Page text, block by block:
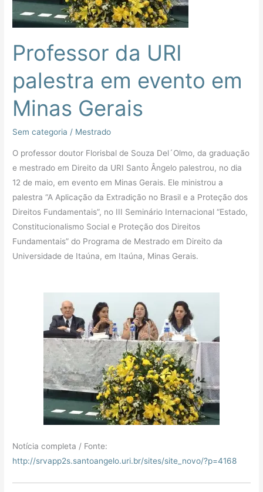
Professor da URI
palestra em evento em
Minas Gerais
Sem categoria / Mestrado
O professor doutor Florisbal de Souza Del´Olmo, da graduação
e mestrado em Direito da URI Santo Ângelo palestrou, no dia
12 de maio, em evento em Minas Gerais. Ele ministrou a
palestra “A Aplicação da Extradição no Brasil e a Proteção dos
Direitos Fundamentais”, no III Seminário Internacional “Estado,
Constitucionalismo Social e Proteção dos Direitos
Fundamentais” do Programa de Mestrado em Direito da
Universidade de Itaúna, em Itaúna, Minas Gerais.
Notícia completa / Fonte:
http://srvapp2s.santoangelo.uri.br/sites/site_novo/?p=4168
Minas
Gerais